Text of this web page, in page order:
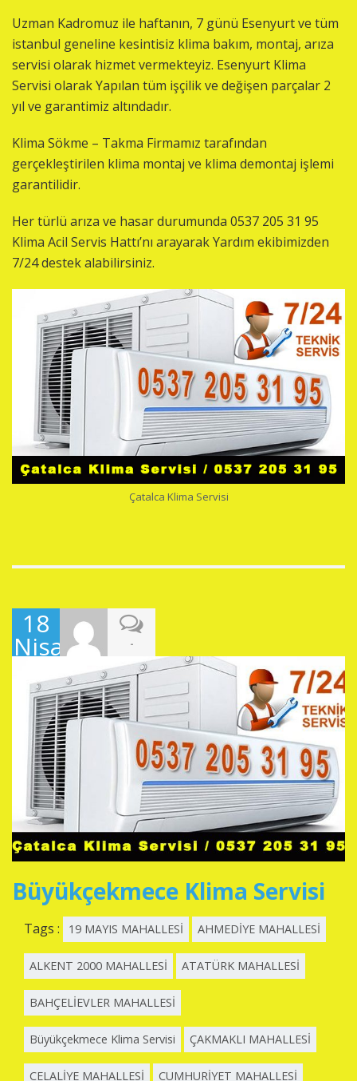
Uzman Kadromuz ile haftanın, 7 günü Esenyurt ve tüm
istanbul geneline kesintisiz klima bakım, montaj, arıza
servisi olarak hizmet vermekteyiz. Esenyurt Klima
Servisi olarak Yapılan tüm işçilik ve değişen parçalar 2
yıl ve garantimiz altındadır.
Klima Sökme – Takma Firmamız tarafından
gerçekleştirilen klima montaj ve klima demontaj işlemi
garantilidir.
Her türlü arıza ve hasar durumunda 0537 205 31 95
Klima Acil Servis Hattı’nı arayarak Yardım ekibimizden
7/24 destek alabilirsiniz.
Çatalca Klima Servisi
18
Nisan
2019
-
Büyükçekmece Klima Servisi
Tags : 19 MAYIS MAHALLESİ AHMEDİYE MAHALLESİ
ALKENT 2000 MAHALLESİ ATATÜRK MAHALLESİ
BAHÇELİEVLER MAHALLESİ
Büyükçekmece Klima Servisi ÇAKMAKLI MAHALLESİ
CELALİYE MAHALLESİ CUMHURİYET MAHALLESİ